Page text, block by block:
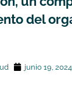
del
junio 19, 2024